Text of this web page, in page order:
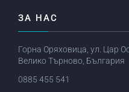
ЗА НАС
Горна Оряховица, ул. Цар
Велико Търново, България
0885 455 541